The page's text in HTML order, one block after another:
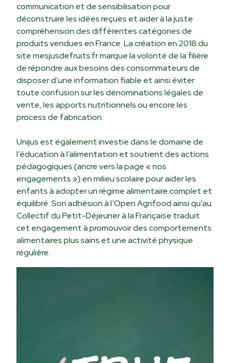
communication et de sensibilisation pour
déconstruire les idées reçues et aider à la juste
compréhension des différentes catégories de
produits vendues en France. La création en 2018 du
sitemesjusdefruits.frmarque la volonté de la filière
de répondre aux besoins des consommateurs de
disposer d’une information fiable et ainsi éviter
toute confusion sur les dénominations légales de
vente, les apports nutritionnels ou encore les
process de fabrication.
Unijus est également investie dans le domaine de
l’éducation à l’alimentation et soutient desactions
pédagogiques(ancre vers la page « nos
engagements ») en milieu scolaire pour aider les
enfants à adopter un régime alimentaire complet et
équilibré. Son adhésion à l’Open Agrifood ainsi qu’au
Collectif du Petit-Déjeuner à la Française traduit
cet engagement à promouvoir des comportements
alimentaires plus sains et une activité physique
régulière.